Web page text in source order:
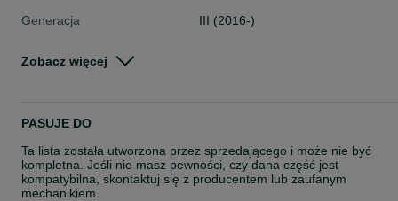
Generacja
III (2016-)
Zobacz więcej
PASUJE DO
Ta lista została utworzona przez sprzedającego i może nie być
kompletna. Jeśli nie masz pewności, czy dana część jest
kompatybilna, skontaktuj się z producentem lub zaufanym
mechanikiem.